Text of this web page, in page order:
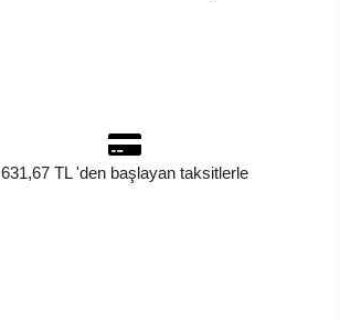
631,67 TL 'den başlayan taksitlerle